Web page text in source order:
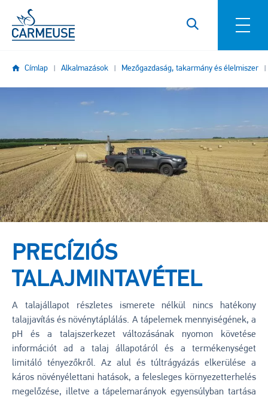
Ugrás a tartalomra
Címlap Alkalmazások Mezőgazdaság, takarmány és élelmiszer
PRECÍZIÓS
TALAJMINTAVÉTEL
A talajállapot részletes ismerete nélkül nincs hatékony
talajjavítás és növénytáplálás. A tápelemek mennyiségének, a
pH és a talajszerkezet változásának nyomon követése
információt ad a talaj állapotáról és a termékenységet
limitáló tényezőkről. Az alul és túltrágyázás elkerülése a
káros növényélettani hatások, a felesleges környezetterhelés
megelőzése, illetve a tápelemarányok egyensúlyban tartása